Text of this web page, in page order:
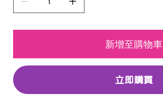
新增至購物車
立即購買